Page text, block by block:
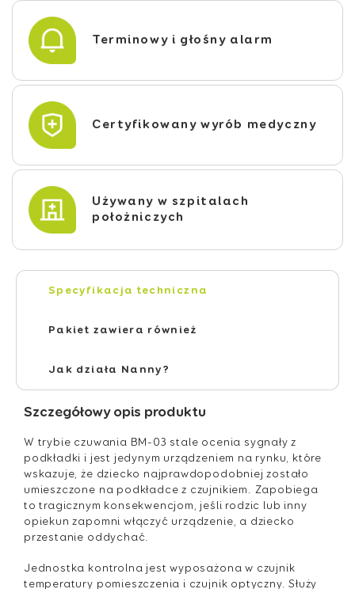
Terminowy i głośny alarm
Certyfikowany wyrób medyczny
Używany w szpitalach
położniczych
Specyfikacja techniczna
Pakiet zawiera również
Jak działa Nanny?
Szczegółowy opis produktu
W trybie czuwania BM-03 stale ocenia sygnały z
podkładki i jest jedynym urządzeniem na rynku, które
wskazuje, że dziecko najprawdopodobniej zostało
umieszczone na podkładce z czujnikiem. Zapobiega
to tragicznym konsekwencjom, jeśli rodzic lub inny
opiekun zapomni włączyć urządzenie, a dziecko
przestanie oddychać.
Jednostka kontrolna jest wyposażona w czujnik
temperatury pomieszczenia i czujnik optyczny. Służy